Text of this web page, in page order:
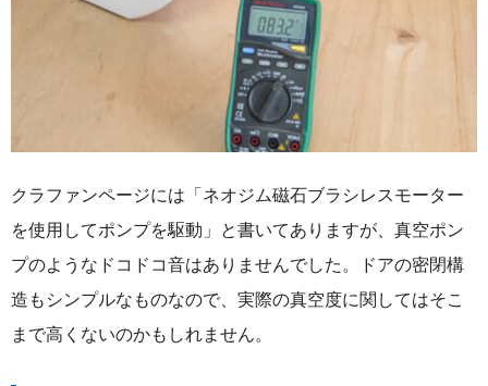
クラファンページには「ネオジム磁石ブラシレスモーター
を使用してポンプを駆動」と書いてありますが、真空ポン
プのようなドコドコ音はありませんでした。ドアの密閉構
造もシンプルなものなので、実際の真空度に関してはそこ
まで高くないのかもしれません。